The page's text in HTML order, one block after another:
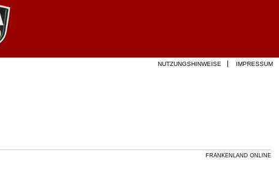
FRANKENLAND ONLINE
NUTZUNGSHINWEISE
IMPRESSUM